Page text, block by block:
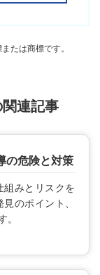
たは商標です。
連記事
の危険と対策
組みとリスクを
のポイント、
。